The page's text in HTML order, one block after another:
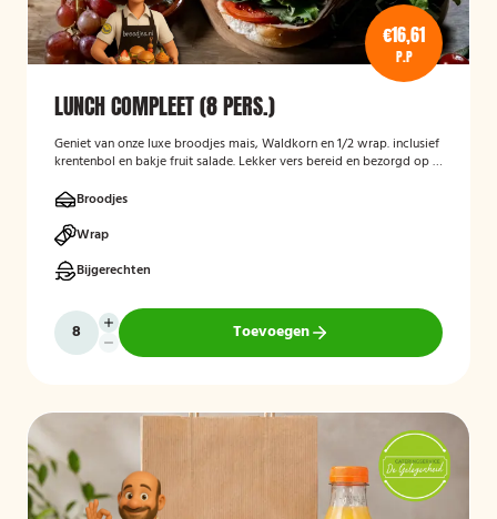
€16,61
P.P
LUNCH COMPLEET (8 PERS.)
Geniet van onze luxe broodjes mais, Waldkorn en 1/2 wrap. inclusief
krentenbol en bakje fruit salade. Lekker vers bereid en bezorgd op je
Broodjes
Wrap
Bijgerechten
Toevoegen